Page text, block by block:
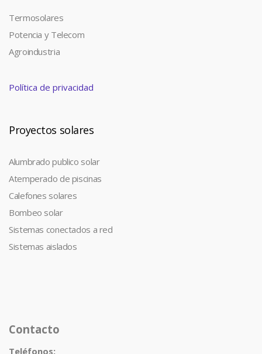
Termosolares
Potencia y Telecom
Agroindustria
Política de privacidad
Proyectos solares
Alumbrado publico solar
Atemperado de piscinas
Calefones solares
Bombeo solar
Sistemas conectados a red
Sistemas aislados
Contacto
Teléfonos: